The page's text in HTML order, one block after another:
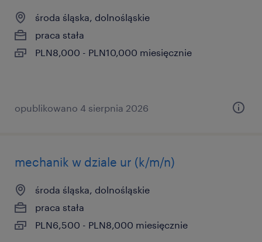
środa śląska, dolnośląskie
praca stała
PLN8,000 - PLN10,000 miesięcznie
opublikowano 4 sierpnia 2026
mechanik w dziale ur (k/m/n)
środa śląska, dolnośląskie
praca stała
PLN6,500 - PLN8,000 miesięcznie